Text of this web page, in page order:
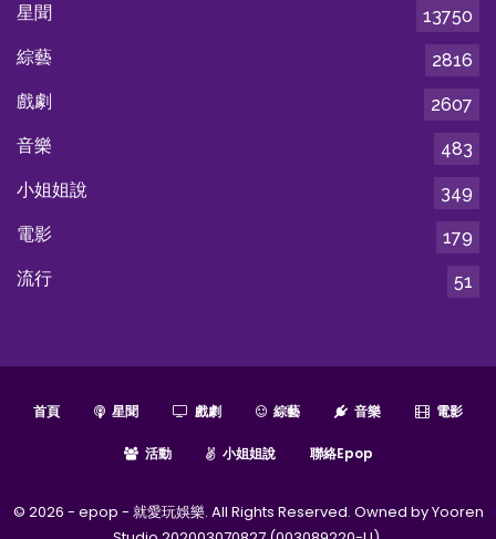
星聞
13750
綜藝
2816
戲劇
2607
音樂
483
小姐姐說
349
電影
179
流行
51
首頁 星聞 戲劇 綜藝 音樂 電影
活動 小姐姐說 聯絡epop
© 2026 - epop - 就愛玩娛樂. All Rights Reserved. Owned by Yooren